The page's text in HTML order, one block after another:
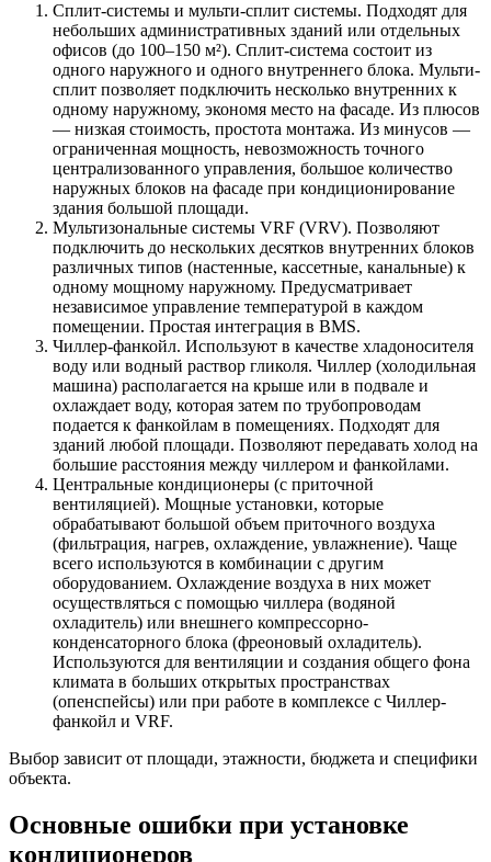
Сплит-системы и мульти-сплит системы. Подходят для
небольших административных зданий или отдельных
офисов (до 100–150 м²). Сплит-система состоит из
одного наружного и одного внутреннего блока. Мульти-
сплит позволяет подключить несколько внутренних к
одному наружному, экономя место на фасаде. Из плюсов
— низкая стоимость, простота монтажа. Из минусов —
ограниченная мощность, невозможность точного
централизованного управления, большое количество
наружных блоков на фасаде при кондиционирование
здания большой площади.
Мультизональные системы VRF (VRV). Позволяют
подключить до нескольких десятков внутренних блоков
различных типов (настенные, кассетные, канальные) к
одному мощному наружному. Предусматривает
независимое управление температурой в каждом
помещении. Простая интеграция в BMS.
Чиллер-фанкойл. Используют в качестве хладоносителя
воду или водный раствор гликоля. Чиллер (холодильная
машина) располагается на крыше или в подвале и
охлаждает воду, которая затем по трубопроводам
подается к фанкойлам в помещениях. Подходят для
зданий любой площади. Позволяют передавать холод на
большие расстояния между чиллером и фанкойлами.
Центральные кондиционеры (с приточной
вентиляцией). Мощные установки, которые
обрабатывают большой объем приточного воздуха
(фильтрация, нагрев, охлаждение, увлажнение). Чаще
всего используются в комбинации с другим
оборудованием. Охлаждение воздуха в них может
осуществляться с помощью чиллера (водяной
охладитель) или внешнего компрессорно-
конденсаторного блока (фреоновый охладитель).
Используются для вентиляции и создания общего фона
климата в больших открытых пространствах
(опенспейсы) или при работе в комплексе с Чиллер-
фанкойл и VRF.
Выбор зависит от площади, этажности, бюджета и специфики
объекта.
Основные ошибки при установке
кондиционеров